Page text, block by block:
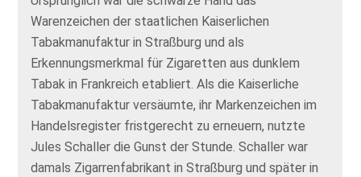
Warenzeichen der staatlichen Kaiserlichen
Tabakmanufaktur in Straßburg und als
Erkennungsmerkmal für Zigaretten aus dunklem
Tabak in Frankreich etabliert. Als die Kaiserliche
Tabakmanufaktur versäumte, ihr Markenzeichen im
Handelsregister fristgerecht zu erneuern, nutzte
Jules Schaller die Gunst der Stunde. Schaller war
damals Zigarrenfabrikant in Straßburg und später in